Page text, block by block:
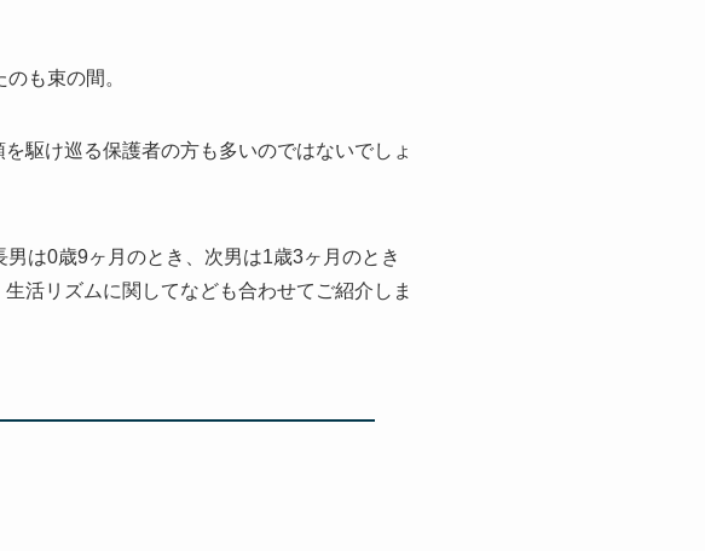
も束の間。
駆け巡る保護者の方も多いのではないでしょ
は0歳9ヶ月のとき、次男は1歳3ヶ月のとき
活リズムに関してなども合わせてご紹介しま